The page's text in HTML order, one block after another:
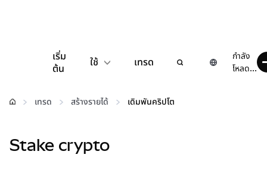
เริ่ม
ต้น
ใช้
กำหนดค่า
เทรด
กำลัง
โหลด...
เทรด สร้างรายได้ เดิมพันคริปโต
Stake crypto